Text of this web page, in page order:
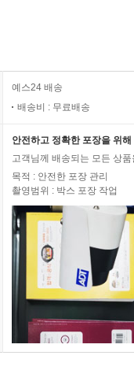
문 영역에 이미 친숙
합리적으로 정부 정
은 사람이 각 영역에서
｜사회적 노동 분업은
해 대체로 기권율이
다. 그러므로 그들 중
보상을 감소시킨다.
시민에 비해 더 적은
있다. 정치 행위를 하기
다는 사실을 우리는 다
이 고소득층에 비해 기권율
예스24 배송
배송비 : 무료배송
안전하고 정확한 포장을 위
고객님께 배송되는 모든 상
목적 : 안전한 포장 관리
촬영범위 : 박스 포장 작업